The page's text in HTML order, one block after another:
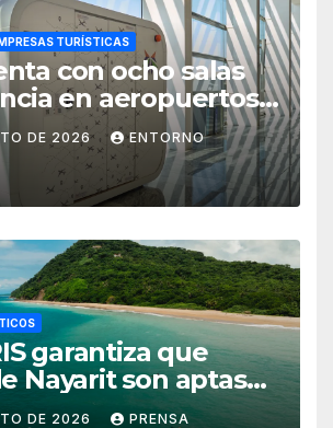
TURÍSTICAS
con ocho salas
en aeropuertos
DE 2026 ENTORNO
garantiza que
Nayarit son aptas
recreativo
DE 2026 PRENSA